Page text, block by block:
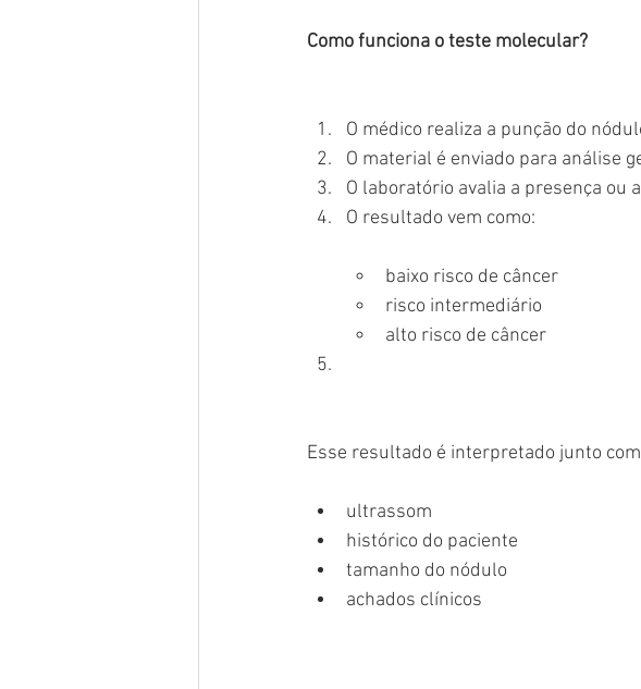
Como funciona o teste molecular?
O médico realiza a punção do
O material é enviado para análise
O laboratório avalia a presença ou
O resultado vem como:
baixo risco de câncer
risco intermediário
alto risco de câncer
Esse resultado é interpretado junto
ultrassom
histórico do paciente
tamanho do nódulo
achados clínicos